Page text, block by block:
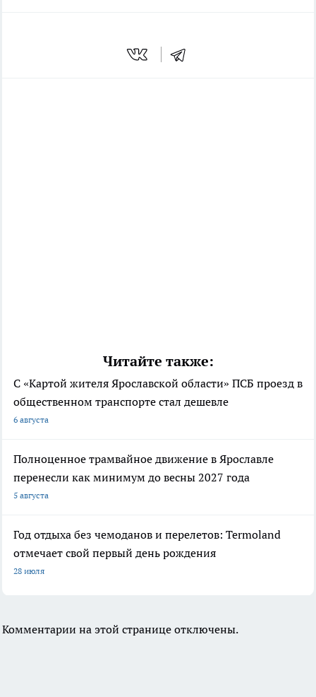
Читайте также:
С «Картой жителя Ярославской области» ПСБ проезд в
общественном транспорте стал дешевле
6 августа
Полноценное трамвайное движение в Ярославле
перенесли как минимум до весны 2027 года
5 августа
Год отдыха без чемоданов и перелетов: Termoland
отмечает свой первый день рождения
28 июля
Комментарии на этой странице отключены.